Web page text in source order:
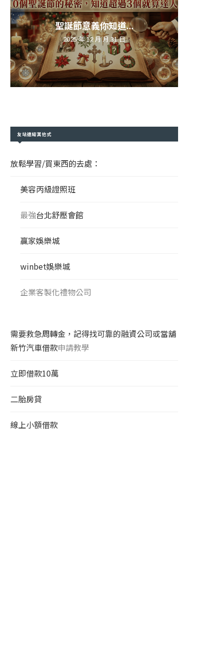
聖誕節意義你知道...
2025 年 12 月 月 31 日
友站連結其他式
放鬆學習/買東西的去處：
美容丙級證照班
最強台北舒壓會館
贏家娛樂城
winbet娛樂城
企業客製化禮物公司
需要救急周轉金，記得找可靠的融資公司或當舖
新竹汽車借款申請教學
立即借款10萬
二胎房貸
線上小額借款